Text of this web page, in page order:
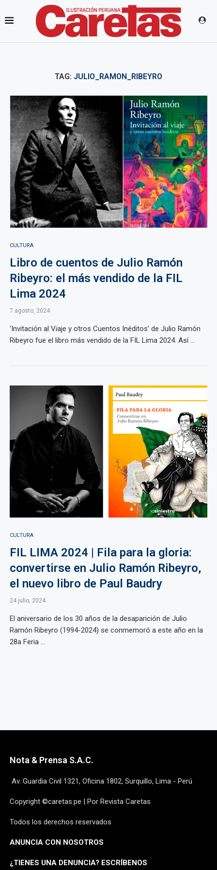
TAG: JULIO_RAMON_RIBEYRO
CULTURA
Libro de cuentos de Julio Ramón
Ribeyro: el más vendido de la FIL
Lima 2024
7 agosto, 2024
‘Invitación al Viaje y otros Cuentos Inéditos’ de Julio Ramón
Ribeyro fue el libro más vendido de la FIL Lima 2024. Así ...
CULTURA
FIL LIMA 2024 | Fila para la gloria:
convertirse en Julio Ramón Ribeyro,
el nuevo libro de Paul Baudry
24 julio, 2024
El aniversario de los 30 años de la desaparición de Julio
Ramón Ribeyro (1994-2024) se conmemoró a este año en la
28a Feria ...
Nota & Prensa S.A.C.
Av. Guardia Civil 1321, Oficina 1802, Surquillo, Lima - Perú
Copyright ©caretas.pe | Por Revista Caretas
Todos los derechos reservados
ANUNCIA CON NOSOTROS
¿TIENES UNA DENUNCIA? ESCRÍBENOS